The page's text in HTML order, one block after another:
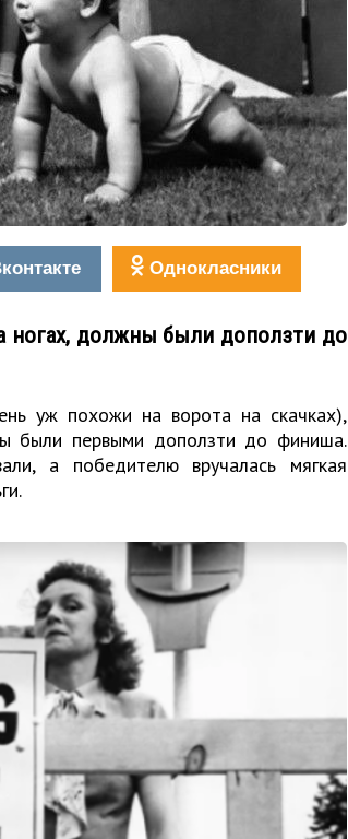
Однокласники
ногах, должны были доползти до
уж похожи на ворота на скачках),
были первыми доползти до финиша.
а победителю вручалась мягкая